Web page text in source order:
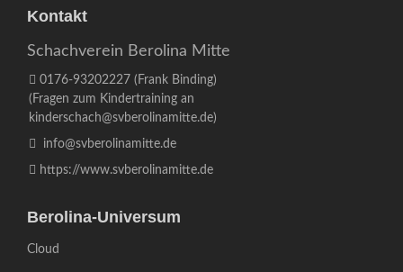
Kontakt
Schachverein Berolina Mitte
0176-93202227 (Frank Binding)
(Fragen zum Kindertraining an
kinderschach@svberolinamitte.de)
info@svberolinamitte.de
https://www.svberolinamitte.de
Berolina-Universum
Cloud